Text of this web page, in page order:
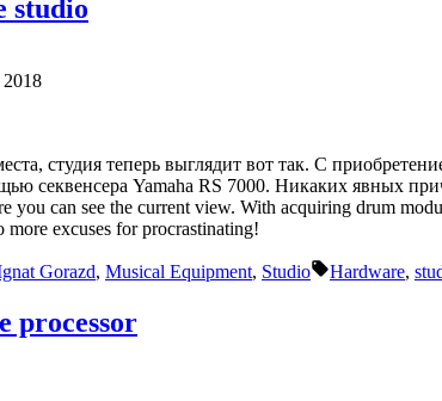
studio
студия теперь выглядит вот так. С
секвенсера Yamaha RS 7000. Никаких явных
you can see the current view. With acquiring drum
excuses for procrastinating!
Gorazd, Musical Equipment, Studio Tags:
Hardware,
processor